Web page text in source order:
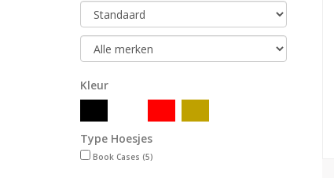
Kleur
Type Hoesjes
Book Cases (5)